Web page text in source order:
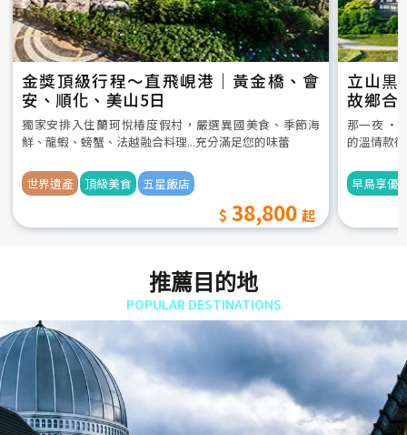
金獎頂級行程～直飛峴港｜黃金橋、會
安、順化、美山5日
獨家安排入住蘭珂悅椿度假村，嚴選異國美食、季節海
鮮、龍蝦、螃蟹、法越融合料理...充分滿足您的味蕾
世界遺產 頂級美食 五星飯店
38,800
立山黒
故鄉合
5日
那一夜 ‧
的溫情款
早鳥享優
推薦目的地
POPULAR DESTINATIONS